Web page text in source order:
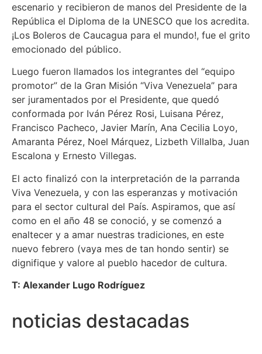
escenario y recibieron de manos del Presidente de la
República el Diploma de la UNESCO que los acredita.
¡Los Boleros de Caucagua para el mundo!, fue el grito
emocionado del público.
Luego fueron llamados los integrantes del “equipo
promotor” de la Gran Misión “Viva Venezuela” para
ser juramentados por el Presidente, que quedó
conformada por Iván Pérez Rosi, Luisana Pérez,
Francisco Pacheco, Javier Marín, Ana Cecilia Loyo,
Amaranta Pérez, Noel Márquez, Lizbeth Villalba, Juan
Escalona y Ernesto Villegas.
El acto finalizó con la interpretación de la parranda
Viva Venezuela, y con las esperanzas y motivación
para el sector cultural del País. Aspiramos, que así
como en el año 48 se conoció, y se comenzó a
enaltecer y a amar nuestras tradiciones, en este
nuevo febrero (vaya mes de tan hondo sentir) se
dignifique y valore al pueblo hacedor de cultura.
T: Alexander Lugo Rodríguez
noticias destacadas